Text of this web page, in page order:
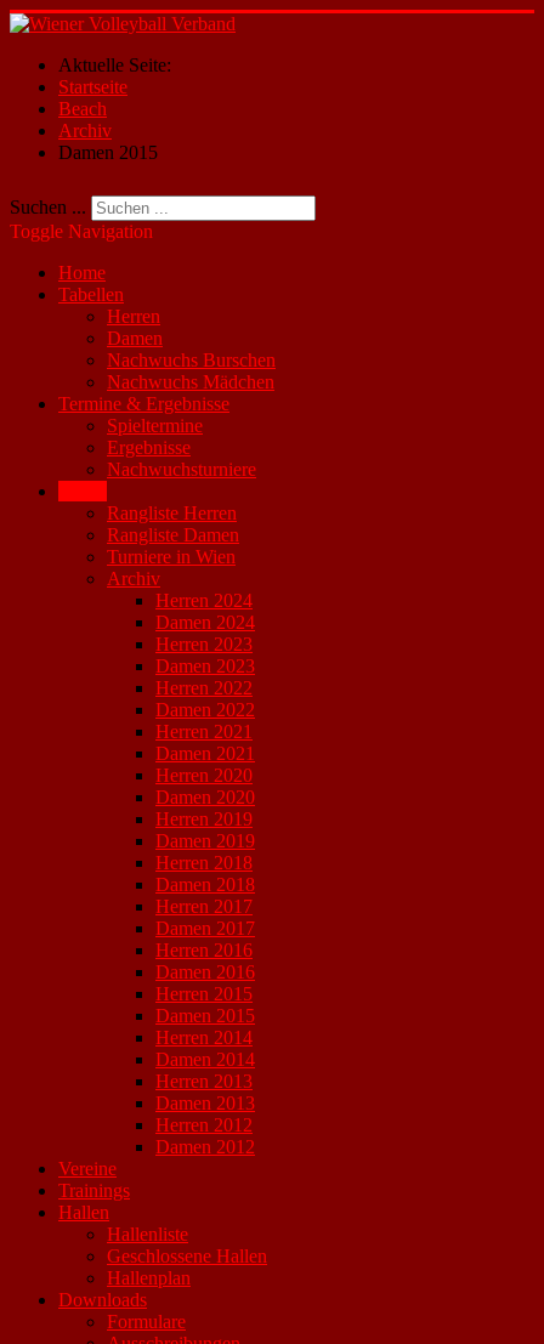
Aktuelle Seite:
Startseite
Beach
Archiv
Damen 2015
Suchen ...
Toggle Navigation
Home
Tabellen
Herren
Damen
Nachwuchs Burschen
Nachwuchs Mädchen
Termine & Ergebnisse
Spieltermine
Ergebnisse
Nachwuchsturniere
Rangliste Herren
Rangliste Damen
Turniere in Wien
Archiv
Herren 2024
Damen 2024
Herren 2023
Damen 2023
Herren 2022
Damen 2022
Herren 2021
Damen 2021
Herren 2020
Damen 2020
Herren 2019
Damen 2019
Herren 2018
Damen 2018
Herren 2017
Damen 2017
Herren 2016
Damen 2016
Herren 2015
Damen 2015
Herren 2014
Damen 2014
Herren 2013
Damen 2013
Herren 2012
Damen 2012
Vereine
Trainings
Hallen
Hallenliste
Geschlossene Hallen
Hallenplan
Downloads
Formulare